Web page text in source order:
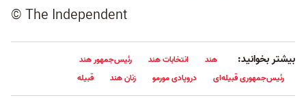
© The Independent
بیشتر بخوانید: هند انتخابات هند
رئیس‌جمهور هند
رئیس‌جمهوری قبیله‌ای
دروپادی مورمو زنان هند قبیله